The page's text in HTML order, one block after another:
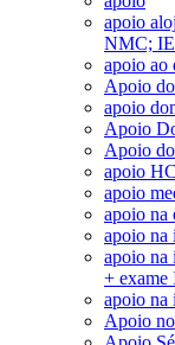
apoio
NMC;
apoio ao
Apoio
apoio
Apoio
Apoio
apoio
apoio
apoio na
apoio na
apoio na
+ exame
apoio na
Apoio